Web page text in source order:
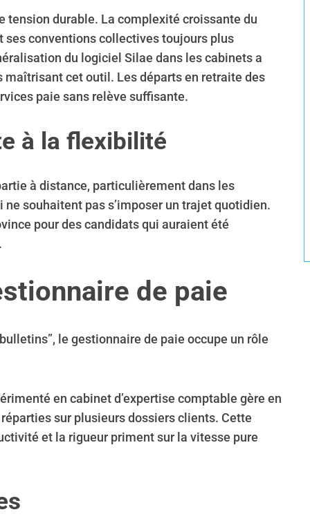
durable. La complexité croissante du
ses conventions collectives toujours plus
du logiciel Silae dans les cabinets a
cet outil. Les départs en retraite des
paie sans relève suffisante.
à la flexibilité
à distance, particulièrement dans les
souhaitent pas s’imposer un trajet quotidien.
pour des candidats qui auraient été
de paie
le gestionnaire de paie occupe un rôle
en cabinet d’expertise comptable gère en
sur plusieurs dossiers clients. Cette
et la rigueur priment sur la vitesse pure